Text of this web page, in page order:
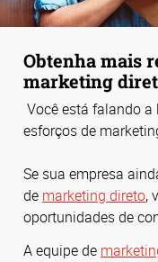
Obtenha mais
marketing
Você está falando a
esforços de
Se sua empresa
de marketing direto,
oportunidades de
A equipe de